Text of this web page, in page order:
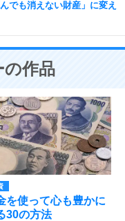
でも消えない財産」に変え
の作品
を使って心も豊かに
30の方法